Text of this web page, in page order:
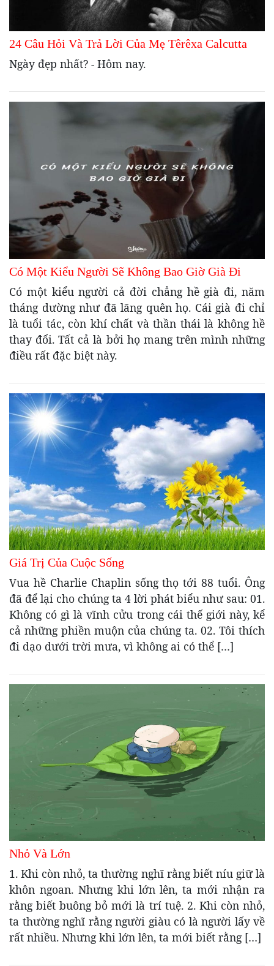
24 Câu Hỏi Và Trả Lời Của Mẹ Têrêxa Calcutta
Ngày đẹp nhất? - Hôm nay.
Có Một Kiểu Người Sẽ Không Bao Giờ Già Đi
Có một kiểu người cả đời chẳng hề già đi, năm
tháng dường như đã lãng quên họ. Cái già đi chỉ
là tuổi tác, còn khí chất và thần thái là không hề
thay đổi. Tất cả là bởi họ mang trên mình những
điều rất đặc biệt này.
Giá Trị Của Cuộc Sống
Vua hề Charlie Chaplin sống thọ tới 88 tuổi. Ông
đã để lại cho chúng ta 4 lời phát biểu như sau: 01.
Không có gì là vĩnh cửu trong cái thế giới này, kể
cả những phiền muộn của chúng ta. 02. Tôi thích
đi dạo dưới trời mưa, vì không ai có thể […]
Nhỏ Và Lớn
1. Khi còn nhỏ, ta thường nghĩ rằng biết níu giữ là
khôn ngoan. Nhưng khi lớn lên, ta mới nhận ra
rằng biết buông bỏ mới là trí tuệ. 2. Khi còn nhỏ,
ta thường nghĩ rằng người giàu có là người lấy về
rất nhiều. Nhưng khi lớn lên, ta mới biết rằng […]